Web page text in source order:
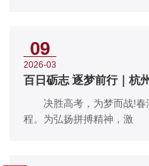
09
2026-03
百日砺志 逐梦前行｜杭
百日誓师班会圆满举行
决胜高考，为梦而战!春
程。为弘扬拼搏精神，激